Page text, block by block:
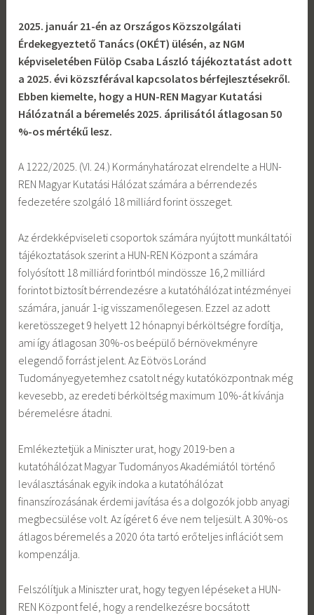
2025. január 21-én az Országos Közszolgálati
Érdekegyeztető Tanács (OKÉT) ülésén, az NGM
képviseletében Fülöp Csaba László tájékoztatást adott
a 2025. évi közszférával kapcsolatos bérfejlesztésekről.
Ebben kiemelte, hogy a HUN-REN Magyar Kutatási
Hálózatnál a béremelés 2025. áprilisától átlagosan 50
%-os mértékű lesz.
A 1222/2025. (VI. 24.) Kormányhatározat elrendelte a HUN-
REN Magyar Kutatási Hálózat számára a bérrendezés
fedezetére szolgáló 18 milliárd forint összeget.
Az érdekképviseleti csoportok számára nyújtott munkáltatói
tájékoztatások szerint a HUN-REN Központ a számára
folyósított 18 milliárd forintból mindössze 16,2 milliárd
forintot biztosít bérrendezésre a kutatóhálózat intézményei
számára, január 1-ig visszamenőlegesen. Ezzel az adott
keretösszeget 9 helyett 12 hónapnyi bérköltségre fordítja,
ami így átlagosan 30%-os beépülő bérnövekményre
elegendő forrást jelent. Az Eötvös Loránd
Tudományegyetemhez csatolt négy kutatóközpontnak még
kevesebb, az eredeti bérköltség maximum 10%-át kívánja
béremelésre átadni.
Emlékeztetjük a Miniszter urat, hogy 2019-ben a
kutatóhálózat Magyar Tudományos Akadémiától történő
leválasztásának egyik indoka a kutatóhálózat
finanszírozásának érdemi javítása és a dolgozók jobb anyagi
megbecsülése volt. Az ígéret 6 éve nem teljesült. A 30%-os
átlagos béremelés a 2020 óta tartó erőteljes inflációt sem
kompenzálja.
Felszólítjuk a Miniszter urat, hogy tegyen lépéseket a HUN-
REN Központ felé, hogy a rendelkezésre bocsátott